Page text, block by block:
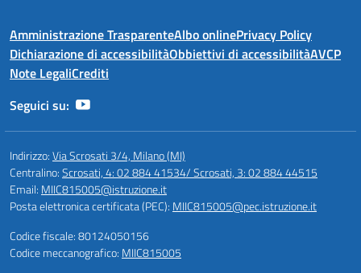
Amministrazione TrasparenteAlbo onlinePrivacy Policy
Dichiarazione di accessibilitàObbiettivi di accessibilitàAVCP
Note LegaliCrediti
Seguici su:
Indirizzo:Via Scrosati 3/4, Milano (MI)
Centralino:Scrosati, 4: 02 884 41534/ Scrosati, 3: 02 884 44515
Email: MIIC815005@istruzione.it
Posta elettronica certificata (PEC): MIIC815005@pec.istruzione.it
Codice fiscale: 80124050156
Codice meccanografico: MIIC815005